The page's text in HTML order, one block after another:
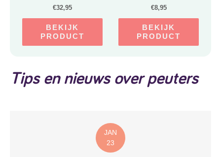
Servies – Bestek
€32,95
BEKIJK
PRODUCT
€8,95
BEKIJK
PRODUCT
Tips en nieuws over peuters
JAN
23